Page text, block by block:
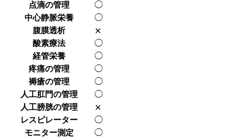
点滴の管理
◯
中心静脈栄養
◯
腹膜透析
✕
酸素療法
◯
経管栄養
◯
疼痛の管理
◯
褥瘡の管理
◯
人工肛門の管理
◯
人工膀胱の管理
✕
レスピレーター
◯
モニター測定
◯